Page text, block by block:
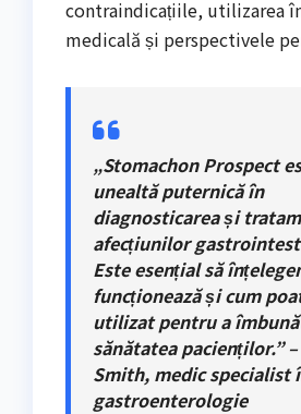
contraindicațiile, utilizarea
medicală și perspectivele
„Stomachon Prospect
unealtă puternică în
diagnosticarea și
afecțiunilor
Este esențial să
funcționează și cum
utilizat pentru a
sănătatea pacienților.”
Smith, medic specialist
gastroenterologie